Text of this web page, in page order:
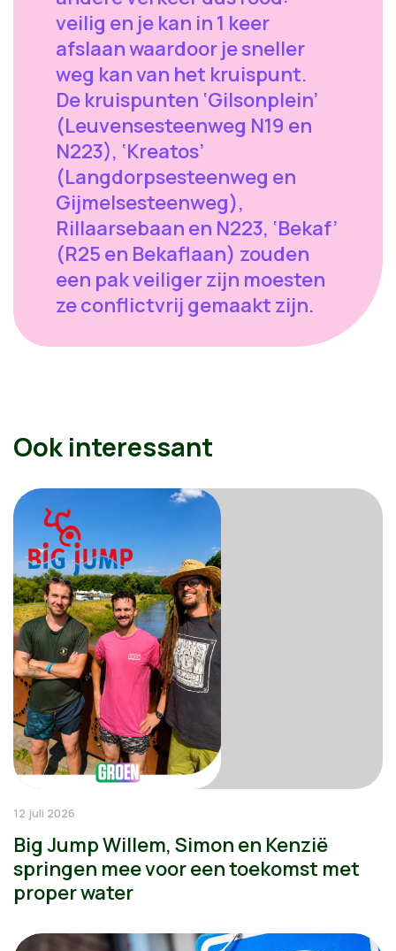
veilig en je kan in 1 keer
afslaan waardoor je sneller
weg kan van het kruispunt.
De kruispunten ‘Gilsonplein’
(Leuvensesteenweg N19 en
N223), ‘Kreatos’
(Langdorpsesteenweg en
Gijmelsesteenweg),
Rillaarsebaan en N223, ‘Bekaf’
(R25 en Bekaflaan) zouden
een pak veiliger zijn moesten
ze conflictvrij gemaakt zijn.
Ook interessant
12 juli 2026
Big Jump Willem, Simon en Kenzië
springen mee voor een toekomst met
proper water